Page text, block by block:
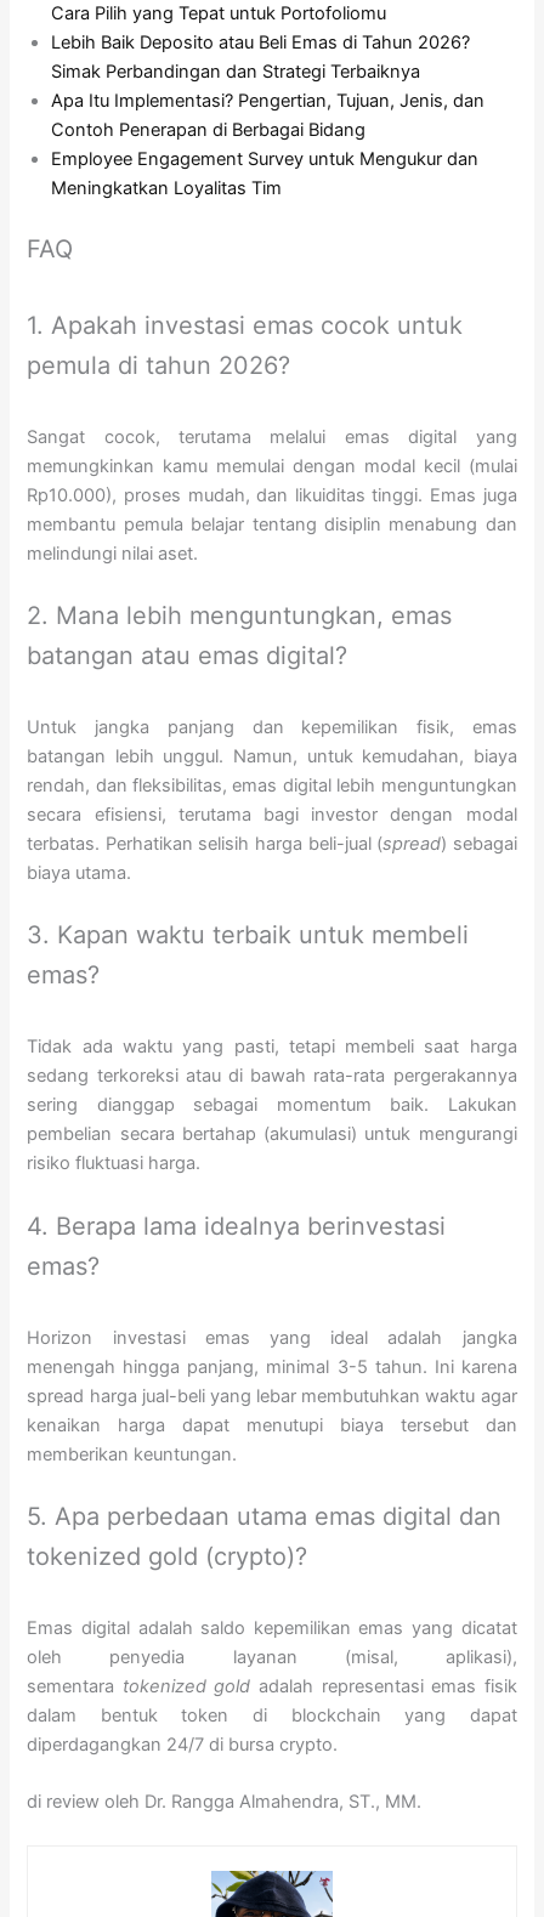
Cara Pilih yang Tepat untuk Portofoliomu
Lebih Baik Deposito atau Beli Emas di Tahun 2026?
Simak Perbandingan dan Strategi Terbaiknya
Apa Itu Implementasi? Pengertian, Tujuan, Jenis, dan
Contoh Penerapan di Berbagai Bidang
Employee Engagement Survey untuk Mengukur dan
Meningkatkan Loyalitas Tim
FAQ
1. Apakah investasi emas cocok untuk
pemula di tahun 2026?
Sangat cocok, terutama melalui emas digital yang
memungkinkan kamu memulai dengan modal kecil (mulai
Rp10.000), proses mudah, dan likuiditas tinggi. Emas juga
membantu pemula belajar tentang disiplin menabung dan
melindungi nilai aset.
2. Mana lebih menguntungkan, emas
batangan atau emas digital?
Untuk jangka panjang dan kepemilikan fisik, emas
batangan lebih unggul. Namun, untuk kemudahan, biaya
rendah, dan fleksibilitas, emas digital lebih menguntungkan
secara efisiensi, terutama bagi investor dengan modal
terbatas. Perhatikan selisih harga beli-jual (spread) sebagai
biaya utama.
3. Kapan waktu terbaik untuk membeli
emas?
Tidak ada waktu yang pasti, tetapi membeli saat harga
sedang terkoreksi atau di bawah rata-rata pergerakannya
sering dianggap sebagai momentum baik. Lakukan
pembelian secara bertahap (akumulasi) untuk mengurangi
risiko fluktuasi harga.
4. Berapa lama idealnya berinvestasi
emas?
Horizon investasi emas yang ideal adalah jangka
menengah hingga panjang, minimal 3-5 tahun. Ini karena
spread harga jual-beli yang lebar membutuhkan waktu agar
kenaikan harga dapat menutupi biaya tersebut dan
memberikan keuntungan.
5. Apa perbedaan utama emas digital dan
tokenized gold (crypto)?
Emas digital adalah saldo kepemilikan emas yang dicatat
oleh penyedia layanan (misal, aplikasi),
sementara tokenized gold adalah representasi emas fisik
dalam bentuk token di blockchain yang dapat
diperdagangkan 24/7 di bursa crypto.
di review oleh Dr. Rangga Almahendra, ST., MM.